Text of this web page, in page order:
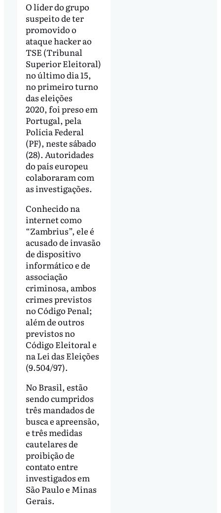
O líder do grupo
suspeito de ter
promovido o
ataque hacker ao
TSE (Tribunal
Superior Eleitoral)
no último dia 15,
no primeiro turno
das eleições
2020, foi preso em
Portugal, pela
Polícia Federal
(PF), neste sábado
(28). Autoridades
do país europeu
colaboraram com
as investigações.
Conhecido na
internet como
“Zambrius”, ele é
acusado de invasão
de dispositivo
informático e de
associação
criminosa, ambos
crimes previstos
no Código Penal;
além de outros
previstos no
Código Eleitoral e
na Lei das Eleições
(9.504/97).
No Brasil, estão
sendo cumpridos
três mandados de
busca e apreensão,
e três medidas
cautelares de
proibição de
contato entre
investigados em
São Paulo e Minas
Gerais.